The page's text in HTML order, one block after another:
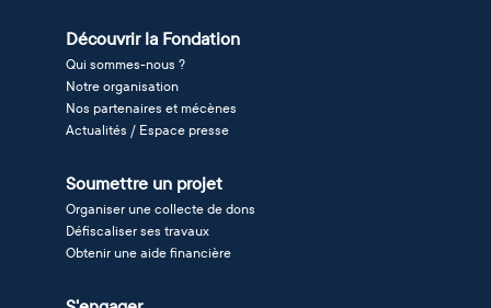
Découvrir la Fondation
Qui sommes-nous ?
Notre organisation
Nos partenaires et mécènes
Actualités / Espace presse
Soumettre un projet
Organiser une collecte de dons
Défiscaliser ses travaux
Obtenir une aide financière